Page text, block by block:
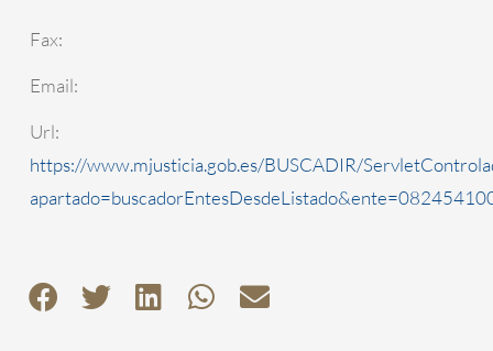
Fax:
Email:
Url:
https://www.mjusticia.gob.es/BUSCADIR/